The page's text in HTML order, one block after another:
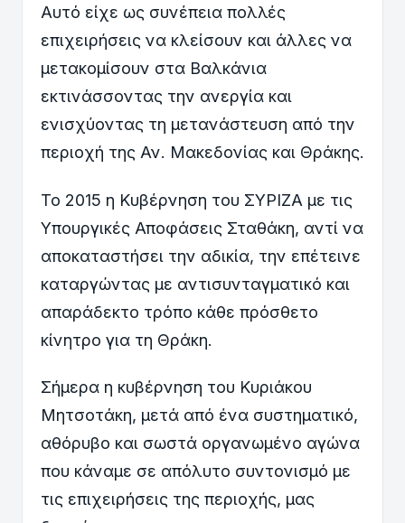
Αυτό είχε ως συνέπεια πολλές
επιχειρήσεις να κλείσουν και άλλες να
μετακομίσουν στα Βαλκάνια
εκτινάσσοντας την ανεργία και
ενισχύοντας τη μετανάστευση από την
περιοχή της Αν. Μακεδονίας και Θράκης.
Το 2015 η Κυβέρνηση του ΣΥΡΙΖΑ με τις
Υπουργικές Αποφάσεις Σταθάκη, αντί να
αποκαταστήσει την αδικία, την επέτεινε
καταργώντας με αντισυνταγματικό και
απαράδεκτο τρόπο κάθε πρόσθετο
κίνητρο για τη Θράκη.
Σήμερα η κυβέρνηση του Κυριάκου
Μητσοτάκη, μετά από ένα συστηματικό,
αθόρυβο και σωστά οργανωμένο αγώνα
που κάναμε σε απόλυτο συντονισμό με
τις επιχειρήσεις της περιοχής, μας